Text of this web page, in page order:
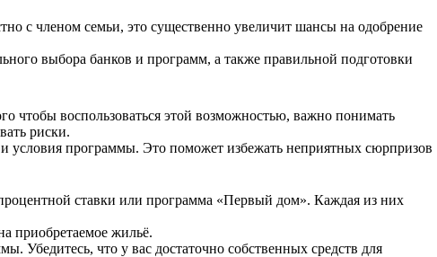
с членом семьи, это существенно увеличит шансы на одобрение
выбора банков и программ, а также правильной подготовки
чтобы воспользоваться этой возможностью, важно понимать
риски.
условия программы. Это поможет избежать неприятных сюрпризов
ставки или программа «Первый дом». Каждая из них
приобретаемое жильё.
Убедитесь, что у вас достаточно собственных средств для